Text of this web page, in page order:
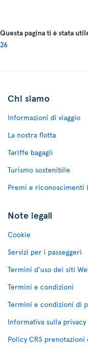
Questa pagina ti è stata
26
Chi siamo
Informazioni di viaggio
La nostra flotta
Tariffe bagagli
Turismo sostenibile
Premi e riconoscimenti
Note legali
Cookie
Servizi per i passeggeri
Termini d'uso dei siti
Termini e condizioni
Termini e condizioni di
Informativa sulla privacy
Policy CRS